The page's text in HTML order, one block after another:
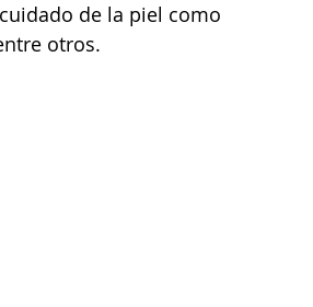
de la piel como
otros.